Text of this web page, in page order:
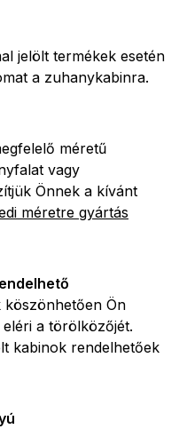
jelölt termékek esetén
a zuhanykabinra.
méretű
vagy
Önnek a kívánt
méretre gyártás
Ön
a törölközőjét.
kabinok rendelhetőek